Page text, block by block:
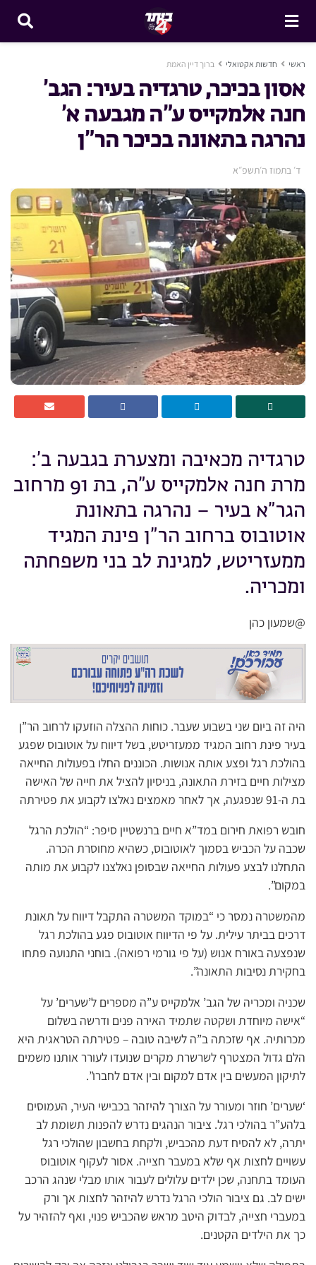
ראשי חדשות אקטואלי ברוך דיין האמת
אסון בכיכר, טרגדיה בעיר: הגב’
חנה אלמקייס ע”ה מגבעה א’
נהרגה בתאונה בכיכר הר”ן
ד׳ בתמוז ה׳תשפ״א
טרגדיה מכאיבה ומצערת בגבעה ב’:
מרת חנה אלמקייס ע”ה, בת 91 מרחוב
הגר”א בעיר – נהרגה בתאונת
אוטובוס ברחוב הר”ן פינת המגיד
ממעזריטש, למגינת לב בני משפחתה
ומכריה.
@שמעון כהן
היה זה ביום שני בשבוע שעבר. כוחות ההצלה הוזעקו לרחוב הר”ן
בעיר פינת רחוב המגיד ממעזריטש, בשל דיווח על אוטובוס שפגע
בהולכת רגל ופצע אותה אנושות. הכוננים החלו בפעולות החייאה
מצילות חיים בזירת התאונה, בניסיון להציל את חייה של האישה
בת ה-91 שנפגעה, אך לאחר מאמצים נאלצו לקבוע את פטירתה
חובש רפואת חירום במד”א חיים ברנשטיין סיפר: “הולכת הרגל
שכבה על הכביש בסמוך לאוטובוס, כשהיא מחוסרת הכרה.
התחלנו לבצע פעולות החייאה שבסופן נאלצנו לקבוע את מותה
במקום”.
מהמשטרה נמסר כי “במוקד המשטרה התקבל דיווח על תאונת
דרכים בביתר עילית. על פי הדיווח אוטובוס פגע בהולכת רגל
שנפצעה באורח אנוש (על פי גורמי רפואה). בוחני התנועה פתחו
בחקירת נסיבות התאונה”.
שכניה ומכריה של הגב’ אלמקייס ע”ה מספרים ל’שערים’ על
“אישה מיוחדת ושקטה שתמיד האירה פנים ודרשה בשלום
מכרותיה. אף שזכתה ב”ה לשיבה טובה – פטירתה הטראגית היא
הלם גדול המצטרף לשרשרת מקרים שנועדו לעורר אותנו משמים
לתיקון המעשים בין אדם למקום ובין אדם לחברו”.
‘שערים’ חוזר ומעורר על הצורך להיזהר בכבישי העיר, העמוסים
בלהע”ר בהולכי רגל. ציבור הנהגים נדרש להפנות תשומת לב
יתרה, לא להסיח דעת מהכביש, ולקחת בחשבון שהולכי רגל
עשויים לחצות אף שלא במעבר חצייה. אסור לעקוף אוטובוס
העומד בתחנה, שכן ילדים עלולים לעבור אותו מבלי שנהג הרכב
ישים לב. גם ציבור הולכי הרגל נדרש להיזהר לחצות אך ורק
במעברי חצייה, לבדוק היטב מראש שהכביש פנוי, ואף להזהיר על
כך את הילדים הקטנים.